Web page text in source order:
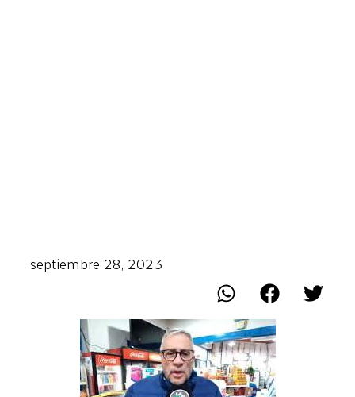
septiembre 28, 2023